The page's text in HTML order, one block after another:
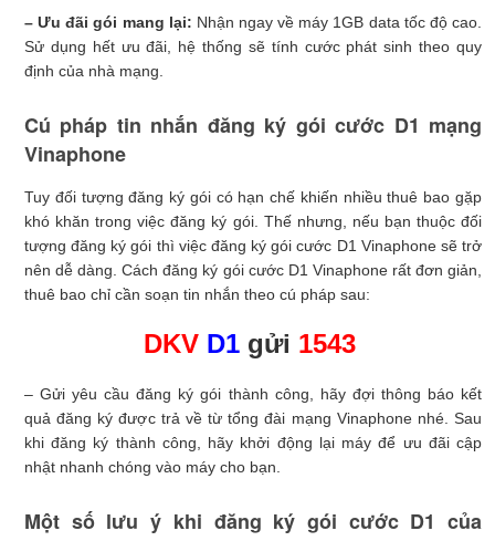
– Ưu đãi gói mang lại: Nhận ngay về máy 1GB data tốc độ cao.
Sử dụng hết ưu đãi, hệ thống sẽ tính cước phát sinh theo quy
định của nhà mạng.
Cú pháp tin nhắn đăng ký gói cước D1 mạng
Vinaphone
Tuy đối tượng đăng ký gói có hạn chế khiến nhiều thuê bao gặp
khó khăn trong việc đăng ký gói. Thế nhưng, nếu bạn thuộc đối
tượng đăng ký gói thì việc đăng ký gói cước D1 Vinaphone sẽ trở
nên dễ dàng. Cách đăng ký gói cước D1 Vinaphone rất đơn giản,
thuê bao chỉ cần soạn tin nhắn theo cú pháp sau:
DKV D1gửi 1543
– Gửi yêu cầu đăng ký gói thành công, hãy đợi thông báo kết
quả đăng ký được trả về từ tổng đài mạng Vinaphone nhé. Sau
khi đăng ký thành công, hãy khởi động lại máy để ưu đãi cập
nhật nhanh chóng vào máy cho bạn.
Một số lưu ý khi đăng ký gói cước D1 của